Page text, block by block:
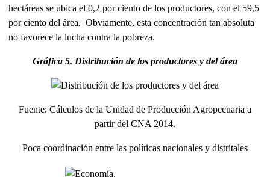
hectáreas se ubica el 0,2 por ciento de los productores, con el 59,5
por ciento del área. Obviamente, esta concentración tan absoluta
no favorece la lucha contra la pobreza.
Gráfica 5. Distribución de los productores y del área
Fuente: Cálculos de la Unidad de Producción Agropecuaria a
partir del CNA 2014.
Poca coordinación entre las políticas nacionales y distritales